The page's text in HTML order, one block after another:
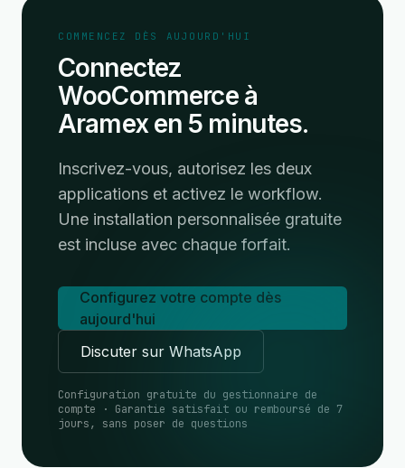
COMMENCEZ DÈS AUJOURD'HUI
Connectez
WooCommerce à
Aramex en 5 minutes.
Inscrivez-vous, autorisez les deux
applications et activez le workflow.
Une installation personnalisée gratuite
est incluse avec chaque forfait.
Configurez votre compte dès
aujourd'hui
Discuter sur WhatsApp
Configuration gratuite du gestionnaire de
compte · Garantie satisfait ou remboursé de 7
jours, sans poser de questions